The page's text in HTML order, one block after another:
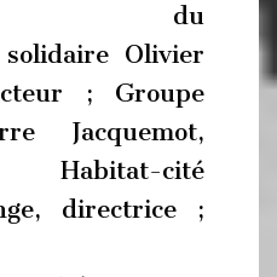
du
solidaire Olivier
; Groupe
Jacquemot,
cité
directrice ;